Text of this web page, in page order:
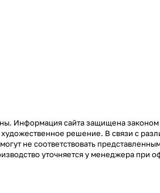
Информация сайта защищена законом
решение. В связи с
не соответствовать
уточняется у менеджера при